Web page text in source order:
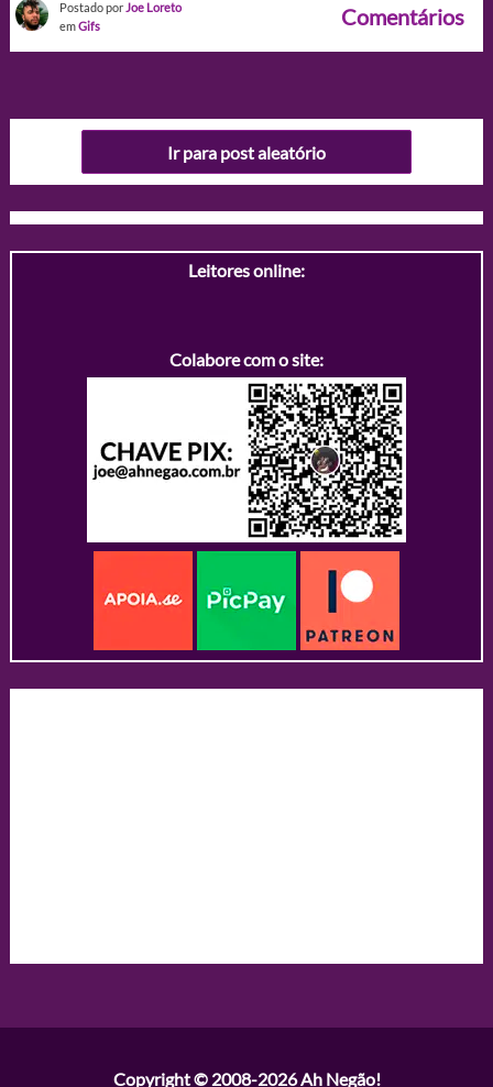
Postado por Joe Loreto
emGifs Comentários
Ir para post aleatório
Leitores online:
Colabore com o site:
Copyright © 2008-2026Ah Negão!